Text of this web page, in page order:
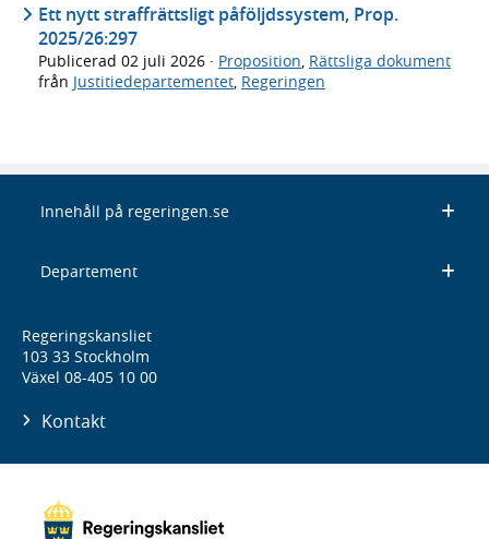
Ett nytt straffrättsligt påföljdssystem, Prop.
2025/26:297
Publicerad 02 juli 2026 · Proposition Rättsliga dokument
från Justitiedepartementet Regeringen
Innehåll på regeringen.se
Departement
Regeringskansliet
103 33 Stockholm
Växel 08-405 10 00
Kontakt